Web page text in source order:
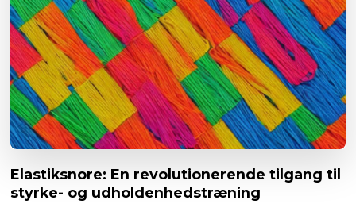
Elastiksnore: En revolutionerende tilgang til
styrke- og udholdenhedstræning